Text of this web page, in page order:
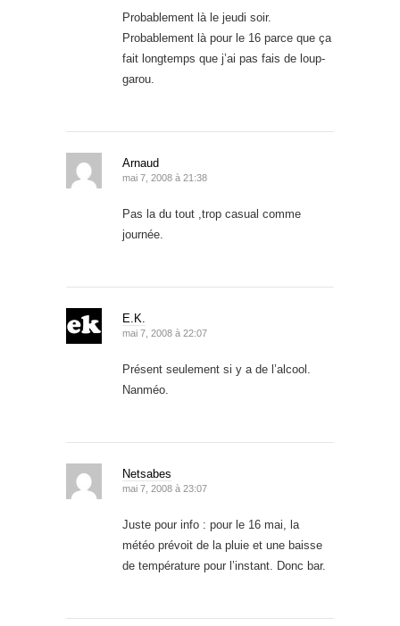
Probablement là le jeudi soir.
Probablement là pour le 16 parce que ça
fait longtemps que j’ai pas fais de loup-
garou.
Arnaud
mai 7, 2008 à 21:38
Pas la du tout ,trop casual comme
journée.
E.K.
mai 7, 2008 à 22:07
Présent seulement si y a de l’alcool.
Nanméo.
Netsabes
mai 7, 2008 à 23:07
Juste pour info : pour le 16 mai, la
météo prévoit de la pluie et une baisse
de température pour l’instant. Donc bar.